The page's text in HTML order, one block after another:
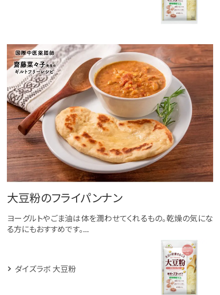
大豆粉のフライパンナン
ヨーグルトやごま油は体を潤わせてくれるもの。乾燥の気にな
る方にもおすすめです。...
ダイズラボ 大豆粉